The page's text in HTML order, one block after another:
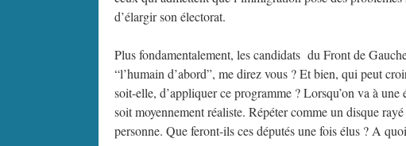
d’élargir son électorat.
Plus fondamentalement, les candidats du Front de
“l’humain d’abord”, me direz vous ? Et bien, qui peut
soit-elle, d’appliquer ce programme ? Lorsqu’on va à
soit moyennement réaliste. Répéter comme un disque
personne. Que feront-ils ces députés une fois élus ? A